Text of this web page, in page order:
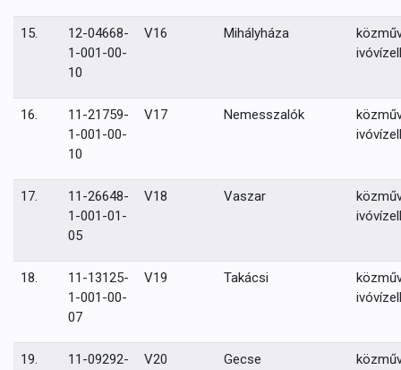
15.
12-04668-
1-001-00-
10
V16 Mihályháza
16.
11-21759-
1-001-00-
10
V17 Nemesszalók
17.
11-26648-
1-001-01-
05
V18 Vaszar
18.
11-13125-
1-001-00-
07
V19 Takácsi
19.
11-09292-
V20 Gecse